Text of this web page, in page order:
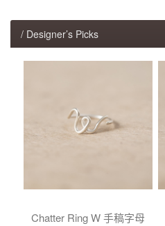
/ Designer’s Picks
Chatter Ring W 手稿字母